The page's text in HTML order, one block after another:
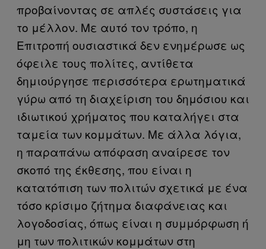
προβαίνοντας σε απλές συστάσεις για
το μέλλον. Με αυτό τον τρόπο, η
Επιτροπή ουσιαστικά δεν ενημέρωσε ως
όφειλε τους πολίτες, αντίθετα
δημιούργησε περισσότερα ερωτηματικά
γύρω από τη διαχείριση του δημόσιου και
ιδιωτικού χρήματος που καταλήγει στα
ταμεία των κομμάτων. Με άλλα λόγια,
η παραπάνω απόφαση αναίρεσε τον
σκοπό της έκθεσης, που είναι η
κατατόπιση των πολιτών σχετικά με ένα
τόσο κρίσιμο ζήτημα διαφάνειας και
λογοδοσίας, όπως είναι η συμμόρφωση ή
μη των πολιτικών κομμάτων στη